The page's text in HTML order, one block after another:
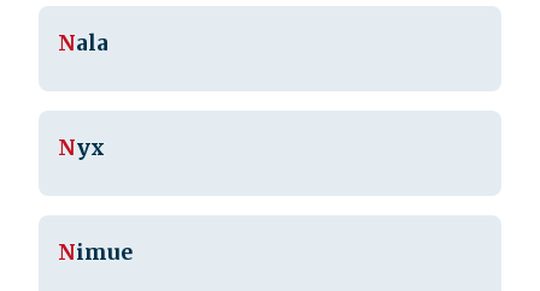
Nala
Nyx
Nimue